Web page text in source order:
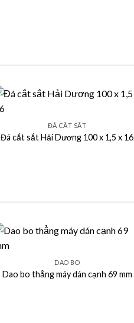
ĐÁ CẮT SẮT
Đá cắt sắt Hải Dương 100 x 1,5 x 16
DAO BO
Dao bo thẳng máy dán cạnh 69 mm